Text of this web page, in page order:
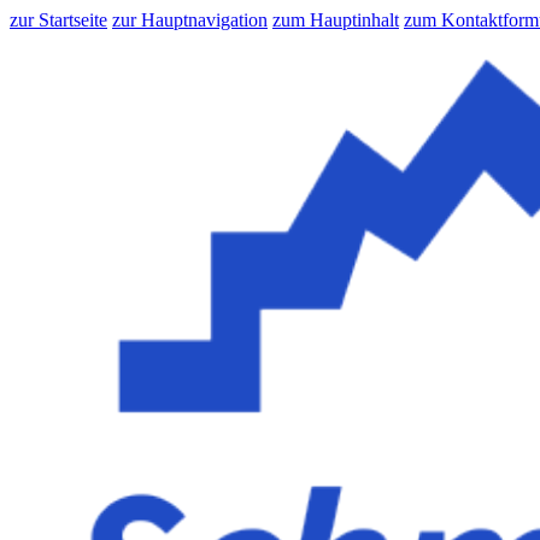
zur Startseite zur Hauptnavigation zum Hauptinhalt zum